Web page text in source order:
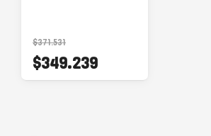
$371.531
$349.239